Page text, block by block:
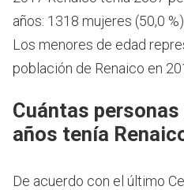
años: 1318 mujeres (50,0
Los menores de edad
población de Renaico en
Cuántas
años tenía
De acuerdo con el último